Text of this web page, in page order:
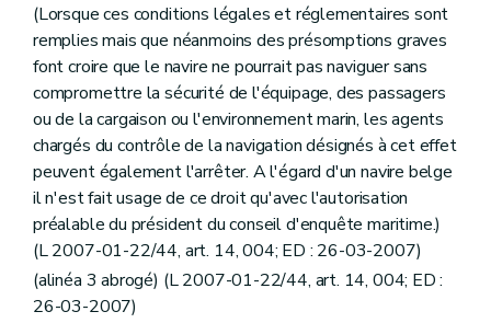
(Lorsque ces conditions légales et réglementaires sont
remplies mais que néanmoins des présomptions graves
font croire que le navire ne pourrait pas naviguer sans
compromettre la sécurité de l'équipage, des passagers
ou de la cargaison ou l'environnement marin, les agents
chargés du contrôle de la navigation désignés à cet effet
peuvent également l'arrêter. A l'égard d'un navire belge
il n'est fait usage de ce droit qu'avec l'autorisation
préalable du président du conseil d'enquête maritime.)
(L 2007-01-22/44, art. 14, 004; ED : 26-03-2007)
(alinéa 3 abrogé) (L 2007-01-22/44, art. 14, 004; ED :
26-03-2007)